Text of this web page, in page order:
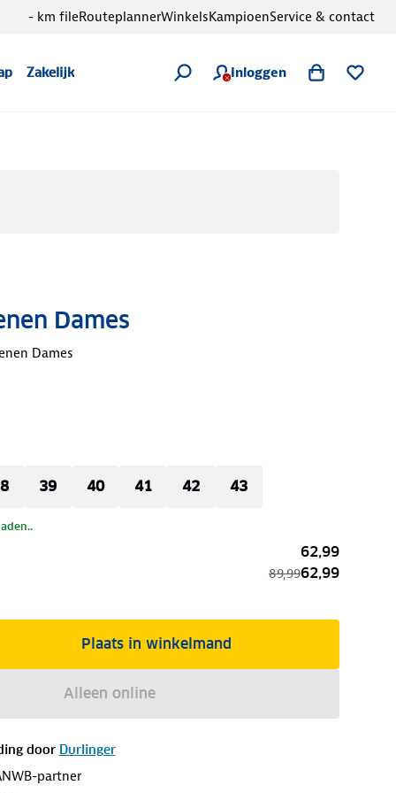
Zakelijk Inloggen
- km fileRouteplannerWinkelsKampioenService & contact
Dames
Dames
39 40 41 42 43
62,99
89,9962,99
Plaats in winkelmand
Alleen online
door Durlinger
partner